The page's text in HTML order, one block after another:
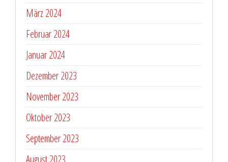
März 2024
Februar 2024
Januar 2024
Dezember 2023
November 2023
Oktober 2023
September 2023